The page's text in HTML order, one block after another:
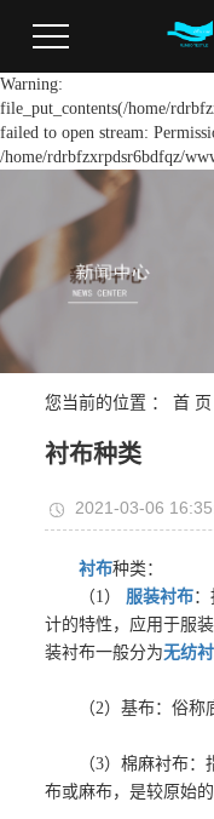
Warning:
file_put_contents(/home/
failed to open stream:
/home/rdrbfzxrpdsr6bdfqz/
您当前的位置 ：首 页
衬布种类
2021-03-06
衬布种类：
（1） 服装衬布
计的特性，应用于服
装衬布一般分为无纺衬
（2）基布：俗
（3）棉麻衬布
布或麻布，是较原始的